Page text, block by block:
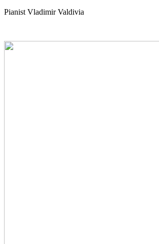
Pianist Vladimir Valdivia